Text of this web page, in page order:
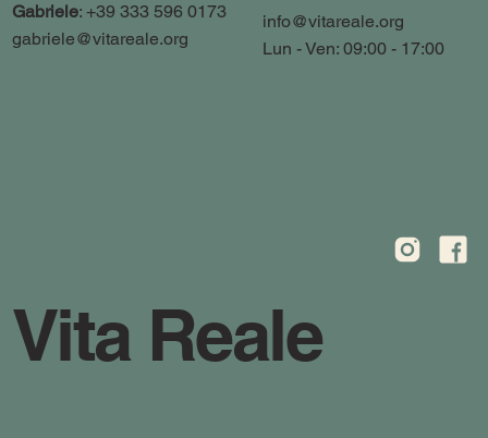
Gabriele: +39 333 596 0173
gabriele@vitareale.org
info@vitareale.org
Lun - Ven: 09:00 - 17:00
Vita Reale